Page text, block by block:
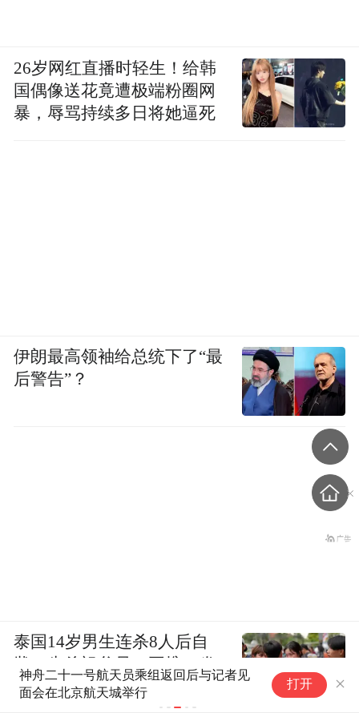
两年前的网红梗现在能吃了 揭
秘“果菌王”的逆袭真相
打开
26岁网红直播时轻生！给韩
国偶像送花竟遭极端粉圈网
暴，辱骂持续多日将她逼死
伊朗最高领袖给总统下了“最
后警告”？
泰国14岁男生连杀8人后自
戕！先杀祖父母，再携98发
子弹进入校园，更可怕的细